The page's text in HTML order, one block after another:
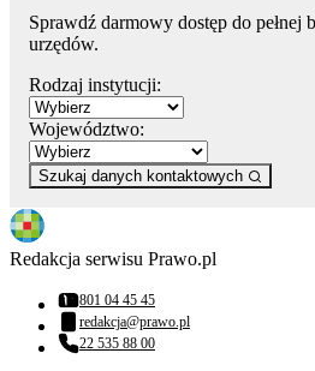
Sprawdź darmowy dostęp do pełnej
urzędów.
Rodzaj instytucji:
Województwo:
Szukaj danych kontaktowych
Redakcja serwisu Prawo.pl
Numer telefonu:
801 04 45 45
Adres email:
redakcja@prawo.pl
Numer telefonu:
22 535 88 00